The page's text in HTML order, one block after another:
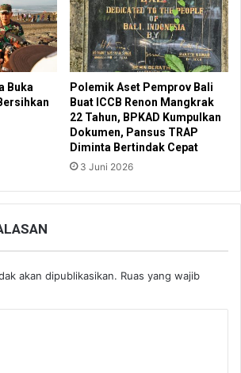
Buka
Polemik Aset Pemprov Bali
Buat ICCB Renon Mangkrak
22 Tahun, BPKAD Kumpulkan
Dokumen, Pansus TRAP
Diminta Bertindak Cepat
3 Juni 2026
akan dipublikasikan. Ruas yang wajib